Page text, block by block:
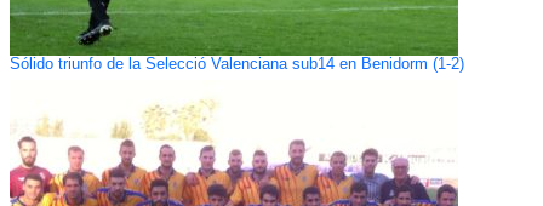
Sólido triunfo de la Selecció Valenciana sub14 en Benidorm (1-2)